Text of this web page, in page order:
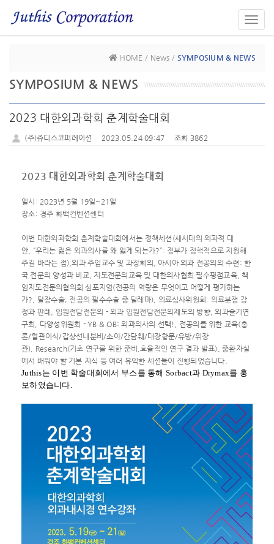
HOME / News / SYMPOSIUM & NEWS
SYMPOSIUM & NEWS
2023 대한외과학회 춘계학술대회
(주)쥬디스코퍼레이션 2023.05.24 09:47 조회 3862
2023 대한외과학회 춘계학술대회
일시: 2023년 5월 19일~21일
장소: 경주 화백컨벤션센터
이번 대한외과학회 춘계학술대회에서는 정책세션(새시대의 외과적 대
안,
“우리는 젊은 외과의사를 왜 잃게 되는가?”: 정부가 정책적으로 지원해
주길 바라는 점),외과 주임교수 및 과장회의, 아시아 외과 전공의의 수련: 한
국 전문의 양성과 비교, 지도전문의교육 및 대한의사협회 필수평점교육,책
임지도전문의협의회 심포지엄(전공의 역량은 무엇이고 어떻게 평가하는
가?, 탈장수술; 전공의 필수수술 중 딜레마), 의료심사위원회: 의료분쟁 감
정과 판례, 입원전담전문의 - 외과 입원전담전문의제도의 방향,외과술기연
구회, 다양성위원회 - YB & OB: 외과의사의 선택!, 전공의를 위한 교육(총
론/혈관이식/갑상선내분비/소아/간담췌/대장항문/유방/위장
관), Research(기초 연구를 위한 준비,효율적인 연구 결과 발표), 중환자실
에서 배워야 할 기본 지식 등 여러 유익한 세션들이 진행되었습니다.
Juthis는 이번 학술대회에서 부스를 통해 Sorbact과 Drymax를 홍
보하였습니다.